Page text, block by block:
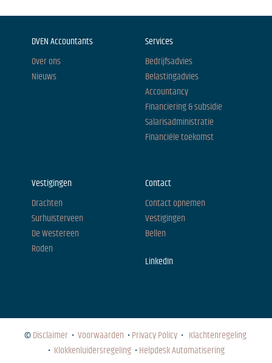
DVEN Accountants
Over ons
Nieuws
Services
Bedrijfsadvies
Belastingadvies
Accountancy
Financiering & subsidie
Salarisadministratie
Financiële toekomst
Vestigingen
Drachten
Surhuisterveen
De Westereen
Roden
Contact
Contact opnemen
Vestigingen
Bellen
LinkedIn
©Disclaimer• Voorwaarden •Privacy Policy• Klachtenregeling
• Klokkenluidersregeling•Helpdesk Automatisering